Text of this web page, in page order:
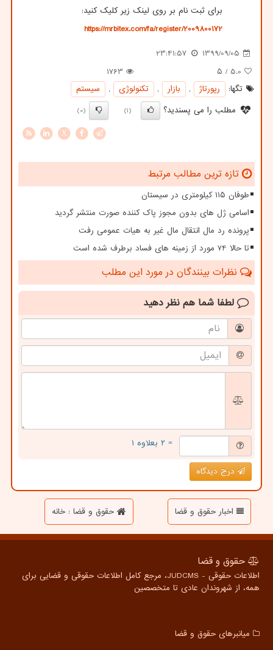
برای ثبت نام بر روی لینک زیر کلیک کنید:
https://mrbitex.com/fa/register/2009800172
1399/09/05
23:41:57
5.0 / ۵
1763
تگها:
رپورتاژ , بازار , تكنولوژی ,
سیستم
مطلب را می پسندید؟
(1)
(0)
X
تازه ترین مطالب مرتبط
طوفان ۱۱۵ کیلومتری در سیستان
اسامی ژل های بدون مجوز پاک کننده صورت منتشر گردید
پرونده رد مال انتقال مال غیر به هیات عمومی رفت
تا حالا 74 مورد از زمینه های فساد برطرف شده است
نظرات بینندگان در مورد این مطلب
لطفا شما هم نظر دهید
= ۲ بعلاوه ۱
درج دیدگاه
اخبار حقوق و قضا حقوق و قضا : خانه
حقوق و قضا
اطلاعات حقوقی - JUDCMS، مرجع کامل اطلاعات حقوقی و قضایی برای
همه، از شهروندان عادی تا متخصصین
میانبرهای حقوق و قضا